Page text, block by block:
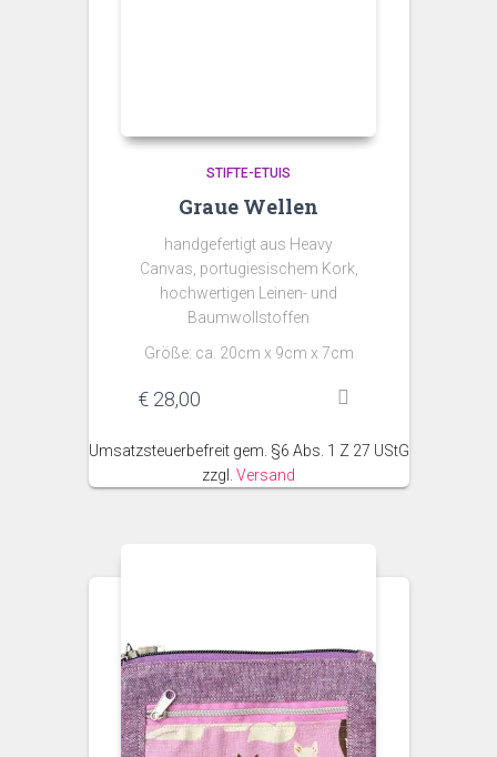
STIFTE-ETUIS
Graue Wellen
handgefertigt aus Heavy
Canvas, portugiesischem Kork,
hochwertigen Leinen- und
Baumwollstoffen
Größe: ca. 20cm x 9cm x 7cm
€ 28,00
Umsatzsteuerbefreit gem. §6 Abs. 1 Z 27 UStG
zzgl. Versand